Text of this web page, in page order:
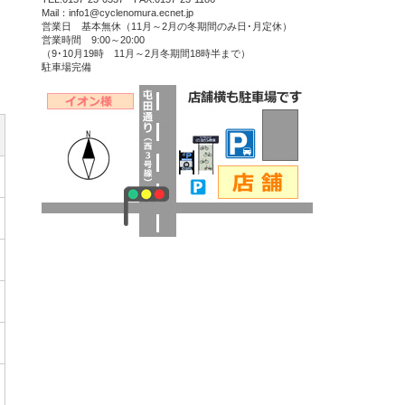
Mail：info1@cyclenomura.ecnet.jp
営業日 基本無休（11月～2月の冬期間のみ日･月定休）
営業時間 9:00～20:00
（9･10月19時 11月～2月冬期間18時半まで）
駐車場完備